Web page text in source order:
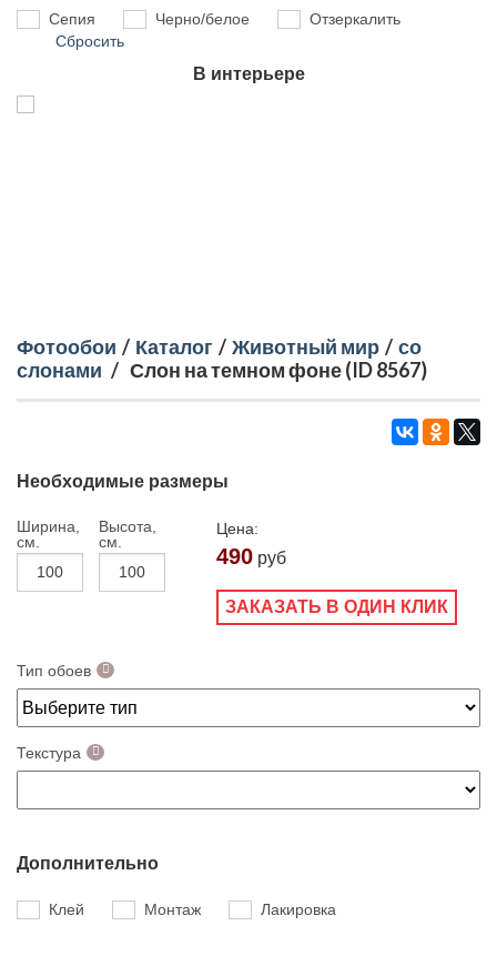
Сепия Черно/белое
Отзеркалить
Сбросить
В интерьере
Фотообои / Каталог / Животный мир / со
слонами / Слон на темном фоне (ID 8567)
Необходимые размеры
Ширина,
см.
Высота,
см.
Цена:
490 руб
ЗАКАЗАТЬ В ОДИН КЛИК
Тип обоев
Текстура
Дополнительно
Клей Монтаж Лакировка